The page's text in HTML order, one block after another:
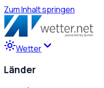
Zum Inhalt springen
Wetter
Länder